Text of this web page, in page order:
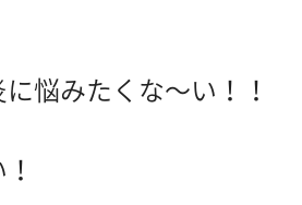
悩みたくな〜い！！